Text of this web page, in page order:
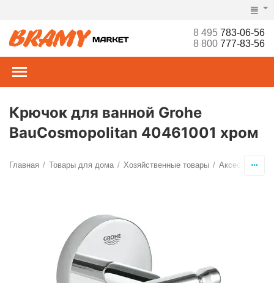
8 495783-06-56
8 800777-83-56
Крючок для ванной Grohe
BauCosmopolitan 40461001 хром
Главная / Товары для дома / Хозяйственные товары / Аксессуары